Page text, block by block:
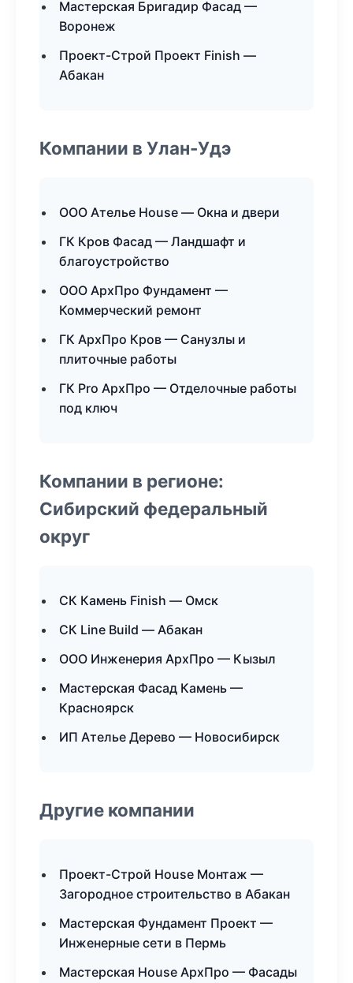
Мастерская Бригадир Фасад —
Воронеж
Проект-Строй Проект Finish —
Абакан
Компании в Улан-Удэ
ООО Ателье House — Окна и двери
ГК Кров Фасад — Ландшафт и
благоустройство
ООО АрхПро Фундамент —
Коммерческий ремонт
ГК АрхПро Кров — Санузлы и
плиточные работы
ГК Pro АрхПро — Отделочные работы
под ключ
Компании в регионе:
Сибирский федеральный
округ
СК Камень Finish — Омск
СК Line Build — Абакан
ООО Инженерия АрхПро — Кызыл
Мастерская Фасад Камень —
Красноярск
ИП Ателье Дерево — Новосибирск
Другие компании
Проект-Строй House Монтаж —
Загородное строительство в Абакан
Мастерская Фундамент Проект —
Инженерные сети в Пермь
Мастерская House АрхПро — Фасады